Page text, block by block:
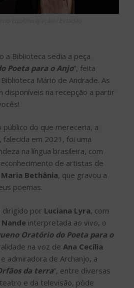
a Biblioteca sedia a peça
Poeta para o Anjo“, feita
Mário de Andrade. As
disponíveis na recepção a partir
público do que mereceria, a
em 2021, foi uma
na língua brasileira, com
de artistas de
Maria Bethânia, que gravou a
poemas.
dirigido por Luciana Lyra, com
interpretada ao vivo, o
Oratório do Poeta para o
na voz de Ana Cecília
admiradora de Archanjo, a
da terra”, entre diversas
e da televisão, pôde